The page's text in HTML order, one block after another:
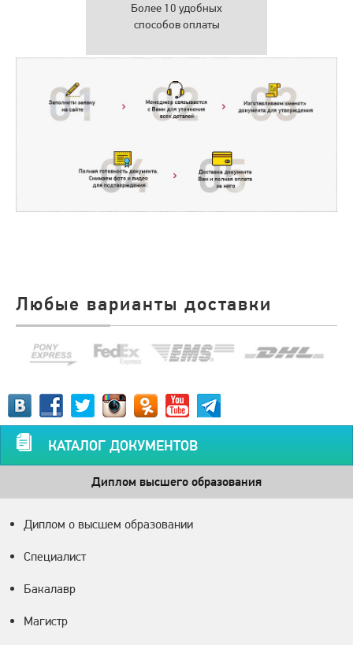
Более 10 удобных
способов оплаты
Любые варианты доставки
КАТАЛОГ ДОКУМЕНТОВ
Диплом высшего образования
Диплом о высшем образовании
Специалист
Бакалавр
Магистр